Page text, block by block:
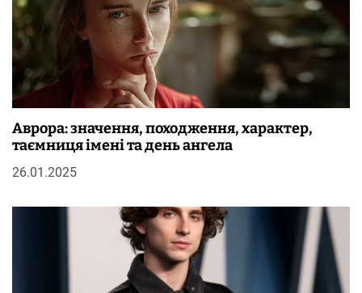
Аврора: значення, походження, характер,
таємниця імені та день ангела
26.01.2025